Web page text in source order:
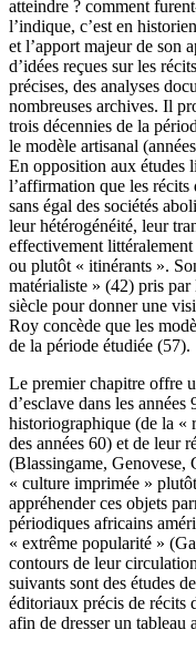
atteindre ? comment
l’indique, c’est en
et l’apport majeur de son
d’idées reçues sur les
précises, des analyses
nombreuses archives. Il
trois décennies de la
le modèle artisanal
En opposition aux études
l’affirmation que les récits
sans égal des sociétés
leur hétérogénéité, leur
effectivement
ou plutôt « itinérants ».
matérialiste » (42) pris
siècle pour donner une
Roy concède que les
de la période étudiée (57).
Le premier chapitre offre
d’esclave dans les
historiographique (de la «
des années 60) et de leur
(Blassingame, Genovese,
« culture imprimée »
appréhender ces objets
périodiques africains
« extrême popularité »
contours de leur
suivants sont des études
éditoriaux précis de récits
afin de dresser un tableau